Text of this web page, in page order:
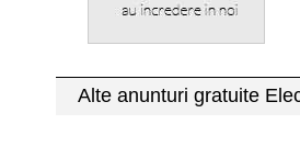
Alte anunturi gratuite